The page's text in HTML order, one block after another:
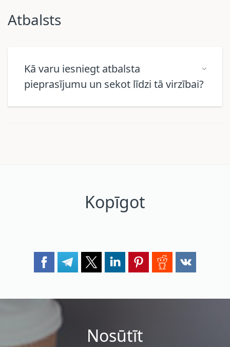
Atbalsts
Kā varu iesniegt atbalsta
pieprasījumu un sekot līdzi tā virzībai?
Kopīgot
Nosūtīt